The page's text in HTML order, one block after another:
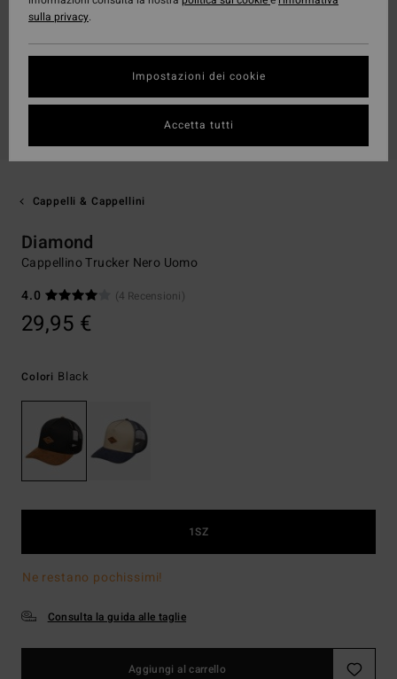
Cappelli & Cappellini
Diamond
Cappellino Trucker Nero Uomo
4.0
(4 Recensioni)
29,95 €
Colori Black
1SZ
Ne restano pochissimi!
Consulta la guida alle taglie
Aggiungi al carrello
sulla privacy.
Impostazioni dei cookie
Accetta tutti